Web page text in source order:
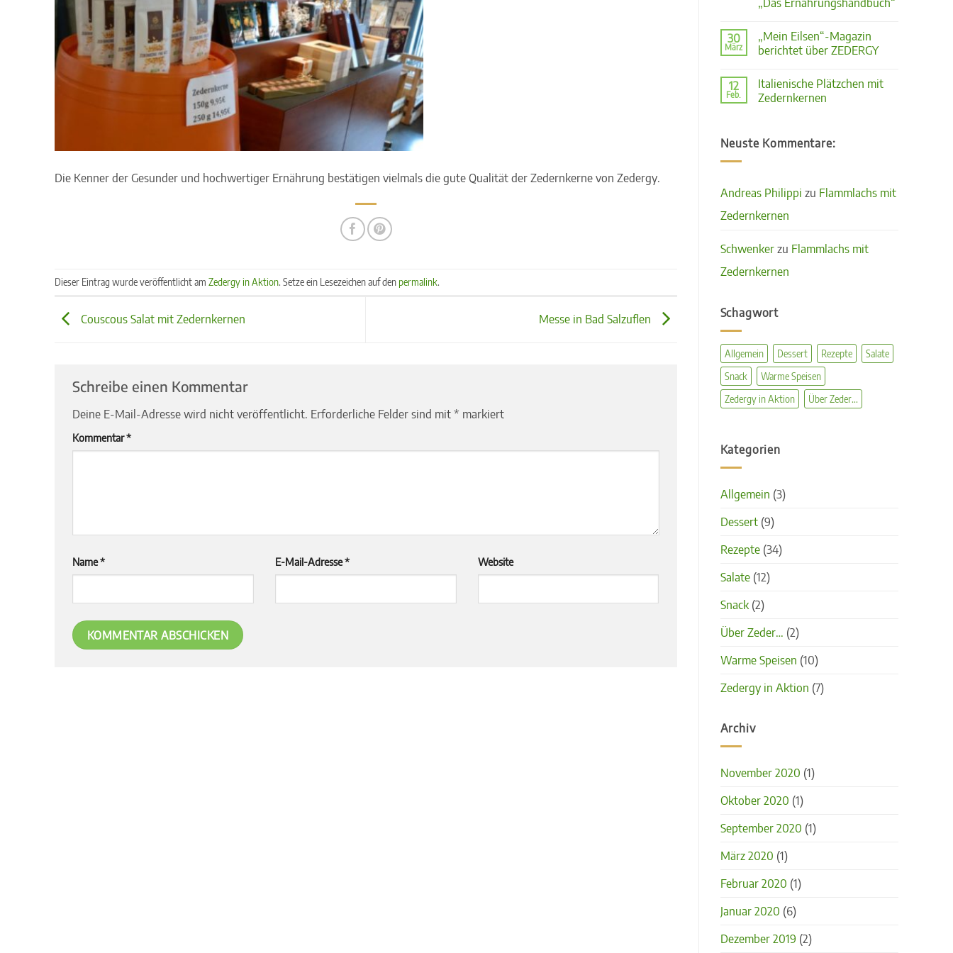
Die Kenner der Gesunder und hochwertiger Ernährung bestätigen vielmals die gute Qualität der Zedernkerne von Zedergy.
Dieser Eintrag wurde veröffentlicht am Zedergy in Aktion. Setze ein Lesezeichen auf den permalink.
Couscous Salat mit Zedernkernen Messe in Bad Salzuflen
Schreibe einen Kommentar
Deine E-Mail-Adresse wird nicht veröffentlicht. Erforderliche Felder sind mit* markiert
Kommentar*
Name* E-Mail-Adresse* Website
DEN
zu
Zedernüsse
–
lecker
–
Bericht
vom
30
März
„Mein Eilsen“-Magazin
berichtet über ZEDERGY
zu
„Mein
Eilsen“-
ZEDERGY
12
Feb.
Italienische Plätzchen mit
Zedernkernen
Italienische
Neuste Kommentare:
Andreas Philippi zu Flammlachs mit
Zedernkernen
Schwenkerzu Flammlachs mit
Zedernkernen
Schagwort
Allgemein Dessert Rezepte
Salate
Snack
Warme Speisen
Zedergy in Aktion
Über Zeder...
Kategorien
Allgemein (3)
Dessert(9)
Rezepte(34)
Salate(12)
Snack(2)
Über Zeder… (2)
Warme Speisen (10)
Zedergy in Aktion (7)
Archiv
November 2020 (1)
Oktober 2020 (1)
September 2020 (1)
März 2020 (1)
Februar 2020 (1)
Januar 2020 (6)
Dezember 2019 (2)